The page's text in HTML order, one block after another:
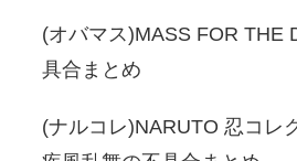
(オバマス)MASS FOR THE
具合まとめ
(ナルコレ)NARUTO 忍コレ